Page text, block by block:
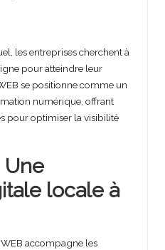
les entreprises cherchent à
pour atteindre leur
se positionne comme un
numérique, offrant
pour optimiser la visibilité
Une
locale à
accompagne les